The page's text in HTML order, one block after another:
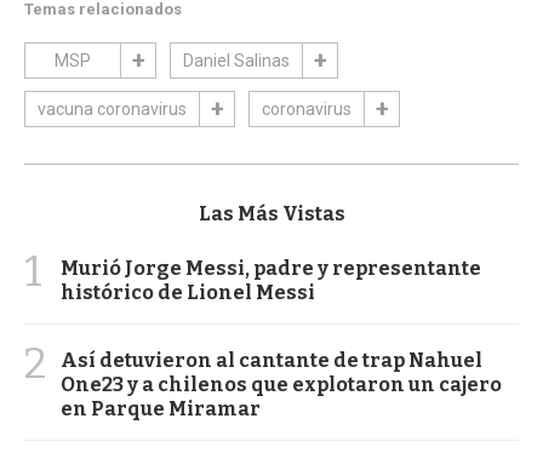
Temas relacionados
MSP Daniel Salinas
vacuna coronavirus coronavirus
Las Más Vistas
1
Murió Jorge Messi, padre y representante
histórico de Lionel Messi
2
Así detuvieron al cantante de trap Nahuel
One23 y a chilenos que explotaron un cajero
en Parque Miramar